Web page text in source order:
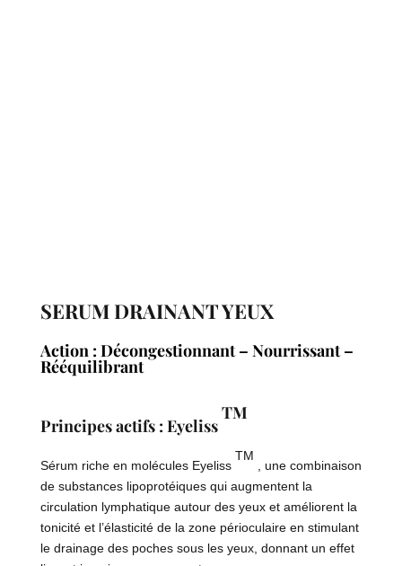
SERUM DRAINANT YEUX
Action : Décongestionnant – Nourrissant –
Rééquilibrant
Principes actifs : Eyeliss
TM
Sérum riche en molécules Eyeliss
TM
, une combinaison
de substances lipoprotéiques qui augmentent la
circulation lymphatique autour des yeux et améliorent la
tonicité et l’élasticité de la zone périoculaire en stimulant
le drainage des poches sous les yeux, donnant un effet